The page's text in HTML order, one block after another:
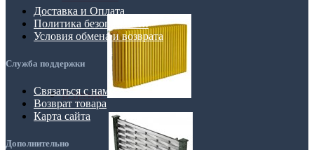
В тренде
Доставка и Оплата
Политика безопасности
Условия обмена и возврата
Служба поддержки
Связаться с нами
Возврат товара
Карта сайта
Дополнительно